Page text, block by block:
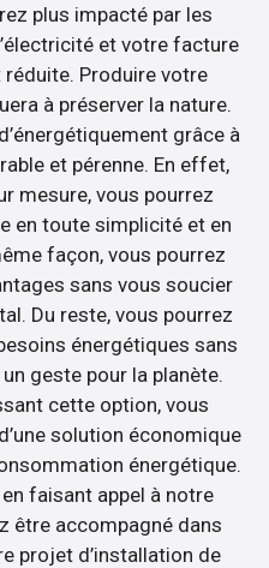
plus impacté par les
et votre facture
Produire votre
à préserver la nature.
grâce à
et pérenne. En effet,
mesure, vous pourrez
en toute simplicité et en
façon, vous pourrez
sans vous soucier
Du reste, vous pourrez
énergétiques sans
geste pour la planète.
cette option, vous
solution économique
énergétique.
faisant appel à notre
être accompagné dans
projet d’installation de